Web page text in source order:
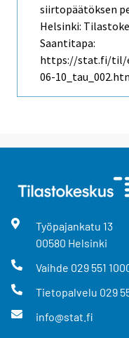
siirtopäätöksen
Helsinki:
Saantitapa:
https://stat.fi/til/
06-
Työpajankatu 13
00580 Helsinki
Vaihde 029 551
Tietopalvelu 029
info@stat.fi